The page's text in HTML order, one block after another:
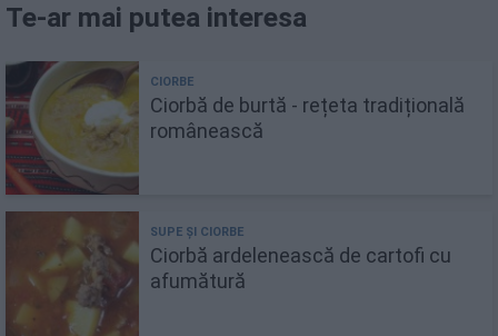
Te-ar mai putea interesa
Ciorbă de burtă - rețeta tradițională
românească
Ciorbă ardelenească de cartofi cu
afumătură